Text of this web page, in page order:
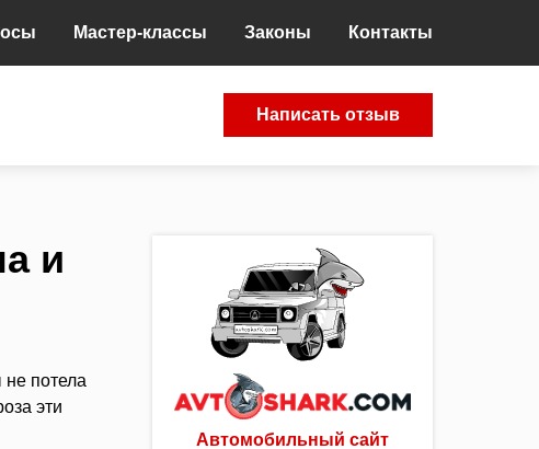
Мастер-классы Законы Контакты
Написать отзыв
и
потела
эти
Автомобильный сайт